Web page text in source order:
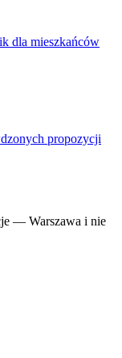
dla mieszkańców
propozycji
— Warszawa i nie